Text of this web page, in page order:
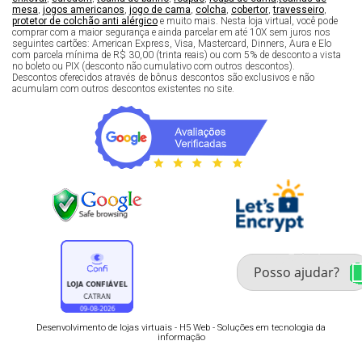
mesa, jogos americanos, jogo de cama, colcha, cobertor,travesseiro,
protetor de colchão anti alérgico e muito mais. Nesta loja virtual, você pode
comprar com a maior segurança e ainda parcelar em até 10X sem juros nos
seguintes cartões: American Express, Visa, Mastercard, Dinners, Aura e Elo
com parcela mínima de R$ 30,00 (trinta reais) ou com 5% de desconto a vista
no boleto ou PIX (desconto não cumulativo com outros descontos).
Descontos oferecidos através de bônus descontos são exclusivos e não
acumulam com outros descontos existentes no site.
Desenvolvimento de lojas virtuais - H5 Web - Soluções em tecnologia da
informação
Fale com um especialista
enxoval